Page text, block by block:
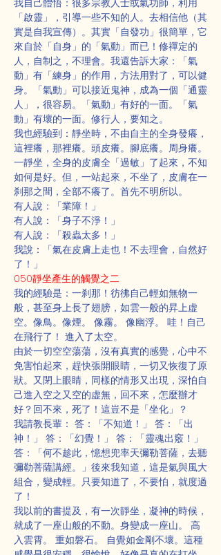
我自己體悟：很多宗教人士或氣功師，利用
「啟靈」，引導一些不知的人。去相信他（其
實是自我宣傳）。其實「自發功」很簡單，它
來自於「自身」的「氣動」而已！修禪定的
人，自制之，不理會。我還告訴大家：「氣
動」有「練身」的作用，方法用對了，可以健
身。「氣動」可以接近鬼神，成為一個「通靈
人」，很容易。「氣動」有好的一面。「氣
動」有壞的一面。修行人，要知之。
我也經驗到：靜坐時，不由自主的全身發癢，
這裡癢，那裡癢。頭皮癢。腳底癢。周身癢。
一靜坐，全身的皮膚全「過敏」了起來，不知
如何是好。但，一站起來，不坐了，皮膚在一
刹那之間，全部不癢了。首先不明所以。
有人說：「業障！」
有人說：「身子不淨！」
有人說：「殺蟲太多！」
我說：「氣在皮膚上走也！不去理會，自然好
了！」
050靜坐產生的觸覺之二
我的經驗是：一刹那！彷彿自己輕如無物一
般，甚至身上長了翅膀，如雲一般的昇上虚
空。像鳥。像煙。 像霧。 像幽浮。 哇！自己
在飛行了！ 進入了太空。
由於一切空空蕩蕩，沒有真實的感覺，心中不
免害怕起來，趕快張開眼睛，一切又恢復了原
狀。又閉上眼睛，同樣的情形又出現，深怕自
己進入空之又空的虚無，回不來，怎麼辦才
好？回不來，死了！這豈不是「坐化」？
我請教長輩： 答：「不知道！」 答：「出
神！」 答：「幻覺！」 答：「靈魂出竅！」
答：「何不趁此，憶想兜率天彌勒菩薩，去聽
彌勒菩薩講經。」後來我知道，這是氣與風大
組合，變成輕。只要知道了，不要怕，就度過
了！
我以前的書提及，有一次靜坐，凝神的時候，
就成了一座山般的不動。身變成一座山。 高
入雲霄。 重如磐石。 自覺如金剛不壞。這種